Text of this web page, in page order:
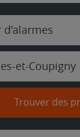
d'alarmes
et-Coupigny
Trouver des